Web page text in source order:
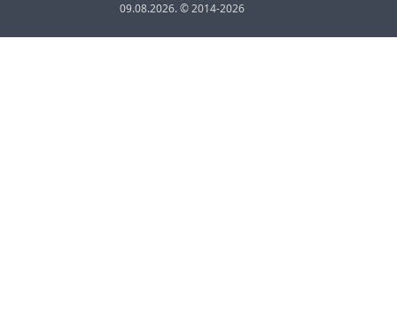
09.08.2026. © 2014-2026